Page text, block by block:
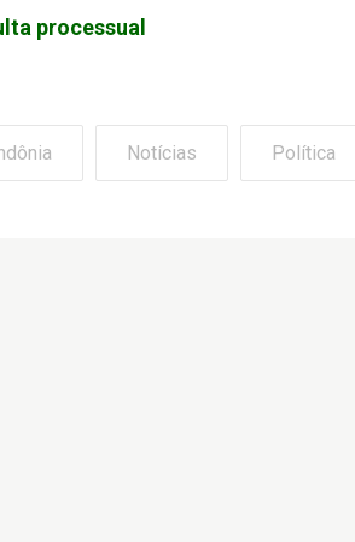
processual
Notícias Política